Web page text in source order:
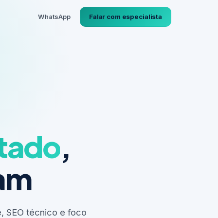
WhatsApp Falar com especialista
,
SEO técnico e foco